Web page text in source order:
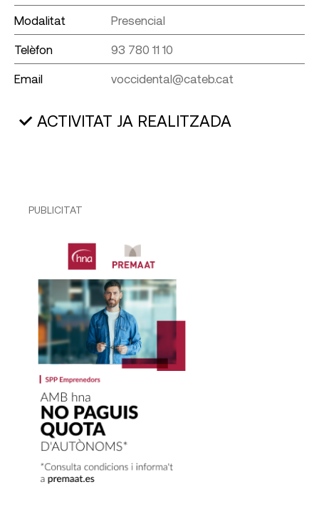
Modalitat Presencial
Telèfon 93 780 11 10
Email voccidental@cateb.cat
ACTIVITAT JA REALITZADA
PUBLICITAT